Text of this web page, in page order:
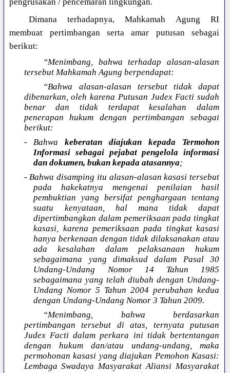
Dimana terhadapnya, Mahkamah Agung RI
membuat pertimbangan serta amar putusan sebagai
berikut:
“Menimbang, bahwa terhadap alasan-alasan
tersebut Mahkamah Agung berpendapat:
“Bahwa alasan-alasan tersebut tidak dapat
dibenarkan, oleh karena Putusan Judex Facti sudah
benar dan tidak terdapat kesalahan dalam
penerapan hukum dengan pertimbangan sebagai
berikut:
- Bahwakeberatan diajukan kepada Termohon
Informasi sebagai pejabat pengelola informasi
dan dokumen, bukan kepada atasannya;
- Bahwa disamping itu alasan-alasan kasasi tersebut
pada hakekatnya mengenai penilaian hasil
pembuktian yang bersifat penghargaan tentang
suatu kenyataan, hal mana tidak dapat
dipertimbangkan dalam pemeriksaan pada tingkat
kasasi, karena pemeriksaan pada tingkat kasasi
hanya berkenaan dengan tidak dilaksanakan atau
ada kesalahan dalam pelaksanaan hukum
sebagaimana yang dimaksud dalam Pasal 30
Undang-Undang Nomor 14 Tahun 1985
sebagaimana yang telah diubah dengan Undang-
Undang Nomor 5 Tahun 2004 perubahan kedua
dengan Undang-Undang Nomor 3 Tahun 2009.
“Menimbang, bahwa berdasarkan
pertimbangan tersebut di atas, ternyata putusan
Judex Facti dalam perkara ini tidak bertentangan
dengan hukum dan/atau undang-undang, maka
permohonan kasasi yang diajukan Pemohon Kasasi:
Lembaga Swadaya Masyarakat Aliansi Masyarakat